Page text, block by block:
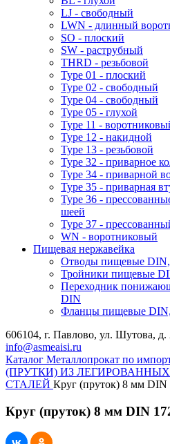
LJ - свободный
LWN - длинный
SO - плоский
SW - раструбный
THRD - резьбовой
Type 01 - плоский
Type 02 - свободный
Type 04 - свободный
Type 05 - глухой
Type 11 -
Type 12 - накидной
Type 13 - резьбовой
Type 32 - приварное
Type 34 - приварной
Type 35 - приварная
Type 36 -
шеей
Type 37 -
WN - воротниковый
Пищевая нержавейка
Отводы пищевые
Тройники пищевые
Переходник
DIN
Фланцы пищевые
606104, г. Павлово, ул. Шутова, д.
info@asmeaisi.ru
Каталог Металлопрокат по
(ПРУТКИ) ИЗ
СТАЛЕЙ Круг (пруток) 8 мм DIN
Круг (пруток) 8 мм DIN